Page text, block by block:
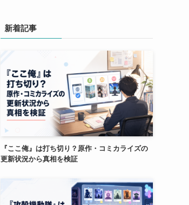
新着記事
『ここ俺』は打ち切り？原作・コミカライズの
更新状況から真相を検証